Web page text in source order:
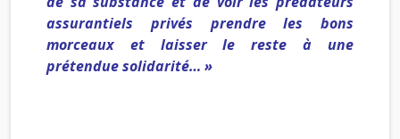
assurantiels privés prendre les bons
morceaux et laisser le reste à une
prétendue solidarité… »